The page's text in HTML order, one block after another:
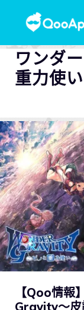
ワンダ
重力使
【Qoo情
Gravity～皮